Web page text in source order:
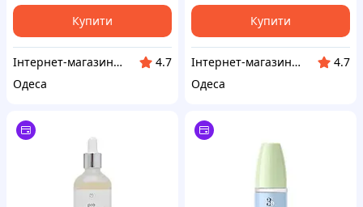
Купити
Інтернет-магазин Million Nails
4.7
Одеса
Купити
Інтернет-магазин Million Nails
4.7
Одеса